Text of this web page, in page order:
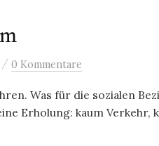
/ 0 Kommentare
Was für die sozialen
Erholung: kaum Verkehr,